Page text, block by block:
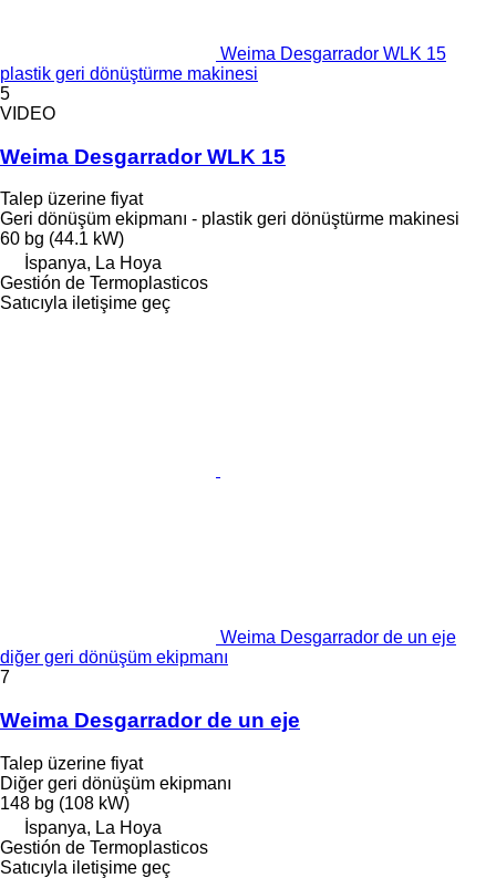
Weima Desgarrador WLK 15
plastik geri dönüştürme makinesi
5
VIDEO
Weima Desgarrador WLK 15
Talep üzerine fiyat
Geri dönüşüm ekipmanı - plastik geri dönüştürme makinesi
60 bg (44.1 kW)
İspanya, La Hoya
Gestión de Termoplasticos
Satıcıyla iletişime geç
Weima Desgarrador de un eje
diğer geri dönüşüm ekipmanı
7
Weima Desgarrador de un eje
Talep üzerine fiyat
Diğer geri dönüşüm ekipmanı
148 bg (108 kW)
İspanya, La Hoya
Gestión de Termoplasticos
Satıcıyla iletişime geç